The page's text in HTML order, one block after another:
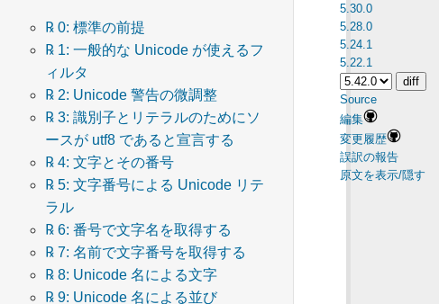
5.30.0
5.28.0
5.24.1
5.22.1
Source
編集
変更履歴
誤訳の報告
原文を表示/隠す
℞ 0: 標準の前提
℞ 1: 一般的な Unicode が使えるフ
ィルタ
℞ 2: Unicode 警告の微調整
℞ 3: 識別子とリテラルのためにソ
ースが utf8 であると宣言する
℞ 4: 文字とその番号
℞ 5: 文字番号による Unicode リテ
ラル
℞ 6: 番号で文字名を取得する
℞ 7: 名前で文字番号を取得する
℞ 8: Unicode 名による文字
℞ 9: Unicode 名による並び